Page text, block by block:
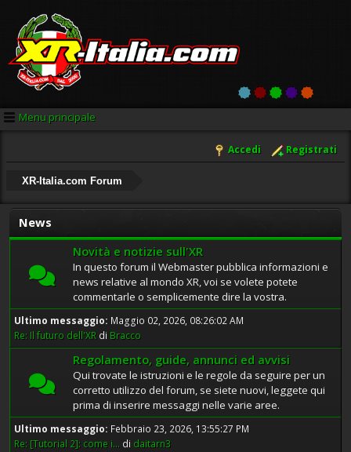
Menu principale
Accedi Registrati
XR-Italia.com Forum
News
Novità e notizie sull'XR
In questo forum il Webmaster pubblica informazioni e
news relative al mondo XR, voi se volete potete
commentarle o semplicemente dire la vostra.
Ultimo messaggio: Maggio 02, 2026, 08:26:02 AM
Re: Il futuro dell'XR di Bracco
Regolamento, guide, annunci ed avvisi
Qui trovate le istruzioni e le regole da seguire per un
corretto utilizzo del forum, se siete nuovi, leggete qui
prima di inserire messaggi nelle varie aree.
Ultimo messaggio: Febbraio 23, 2026, 13:55:27 PM
Re: [Tutorial 2]: come i... di daitarn3